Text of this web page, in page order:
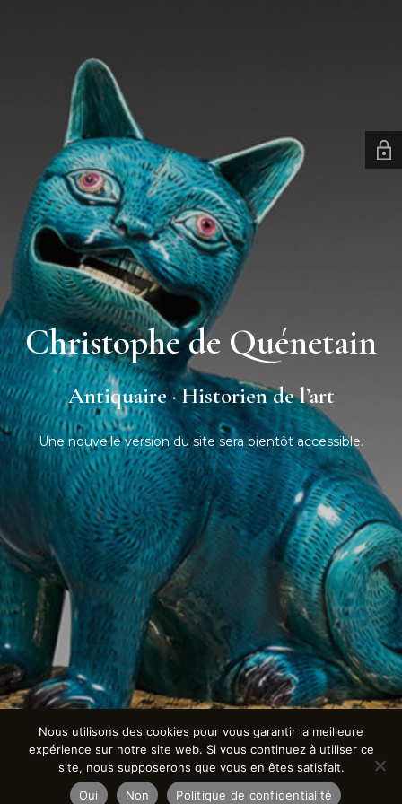
Christophe de Quénetain
Antiquaire · Historien de l’art
Une nouvelle version du site sera bientôt accessible.
Nous utilisons des cookies pour vous garantir la meilleure
expérience sur notre site web. Si vous continuez à utiliser ce
site, nous supposerons que vous en êtes satisfait.
Oui
Non Politique de confidentialité